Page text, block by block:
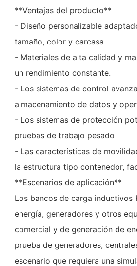
**Ventajas del producto**
- Diseño personalizable
tamaño, color y carcasa.
- Materiales de alta calidad y
un rendimiento constante.
- Los sistemas de control
almacenamiento de datos y
- Los sistemas de protección
pruebas de trabajo pesado
- Las características de
la estructura tipo contenedor,
**Escenarios de aplicación**
Los bancos de carga inductivos
energía, generadores y otros
comercial y de generación de
prueba de generadores,
escenario que requiera una